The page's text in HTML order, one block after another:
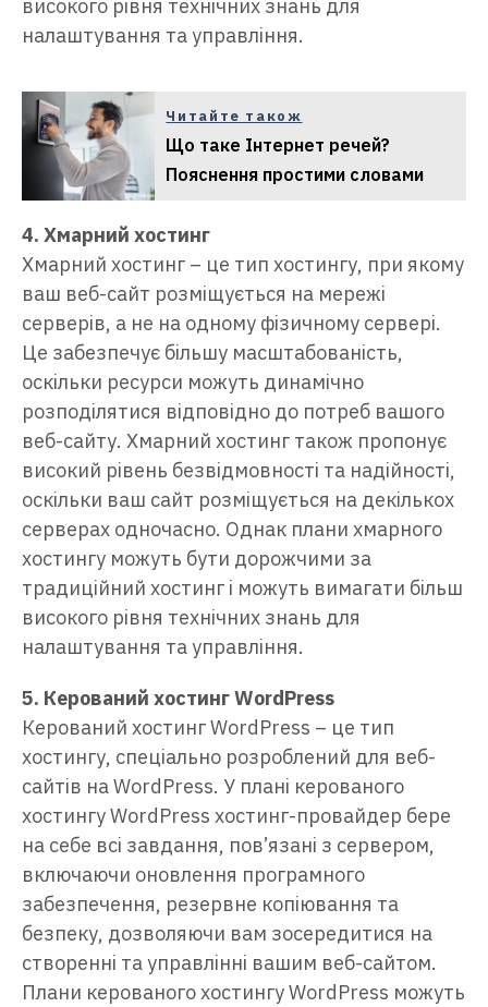
високого рівня технічних знань для
налаштування та управління.
Читайте також
Що таке Інтернет речей?
Пояснення простими словами
4. Хмарний хостинг
Хмарний хостинг – це тип хостингу, при якому
ваш веб-сайт розміщується на мережі
серверів, а не на одному фізичному сервері.
Це забезпечує більшу масштабованість,
оскільки ресурси можуть динамічно
розподілятися відповідно до потреб вашого
веб-сайту. Хмарний хостинг також пропонує
високий рівень безвідмовності та надійності,
оскільки ваш сайт розміщується на декількох
серверах одночасно. Однак плани хмарного
хостингу можуть бути дорожчими за
традиційний хостинг і можуть вимагати більш
високого рівня технічних знань для
налаштування та управління.
5. Керований хостинг WordPress
Керований хостинг WordPress – це тип
хостингу, спеціально розроблений для веб-
сайтів на WordPress. У плані керованого
хостингу WordPress хостинг-провайдер бере
на себе всі завдання, пов’язані з сервером,
включаючи оновлення програмного
забезпечення, резервне копіювання та
безпеку, дозволяючи вам зосередитися на
створенні та управлінні вашим веб-сайтом.
Плани керованого хостингу WordPress можуть